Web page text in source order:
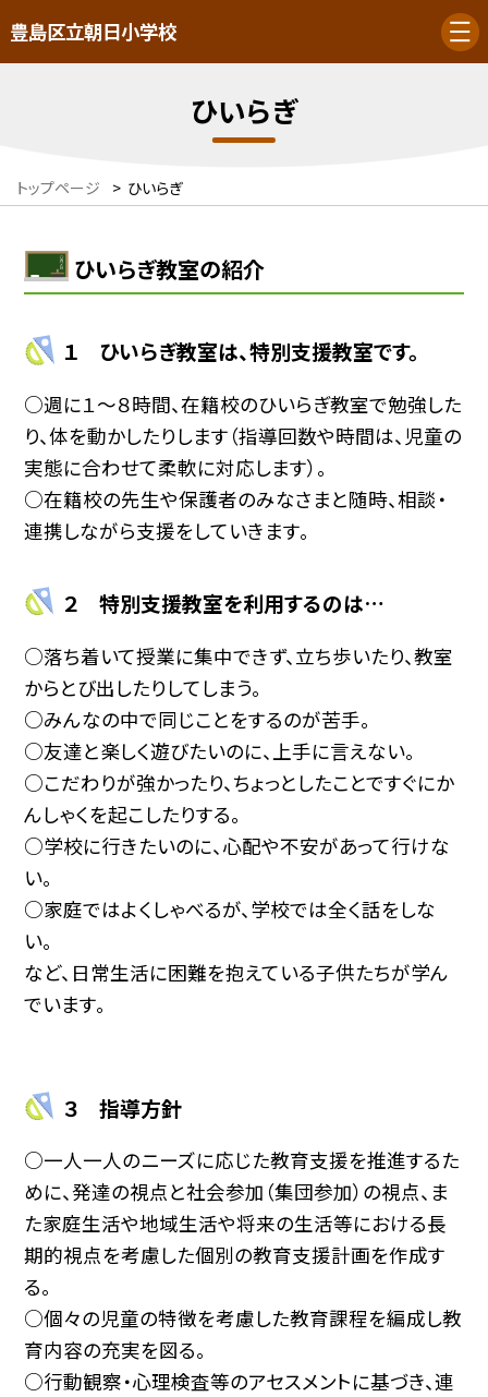
豊島区立朝日小学校
ひいらぎ
トップページ > ひいらぎ
ひいらぎ教室の紹介
１ ひいらぎ教室は、特別支援教室です。
○週に１〜８時間、在籍校のひいらぎ教室で勉強した
り、体を動かしたりします（指導回数や時間は、児童の
実態に合わせて柔軟に対応します）。
○在籍校の先生や保護者のみなさまと随時、相談・
連携しながら支援をしていきます。
２ 特別支援教室を利用するのは…
○落ち着いて授業に集中できず、立ち歩いたり、教室
からとび出したりしてしまう。
○みんなの中で同じことをするのが苦手。
○友達と楽しく遊びたいのに、上手に言えない。
○こだわりが強かったり、ちょっとしたことですぐにか
んしゃくを起こしたりする。
○学校に行きたいのに、心配や不安があって行けな
い。
○家庭ではよくしゃべるが、学校では全く話をしな
い。
など、日常生活に困難を抱えている子供たちが学ん
でいます。
３ 指導方針
○一人一人のニーズに応じた教育支援を推進するた
めに、発達の視点と社会参加（集団参加）の視点、ま
た家庭生活や地域生活や将来の生活等における長
期的視点を考慮した個別の教育支援計画を作成す
る。
○個々の児童の特徴を考慮した教育課程を編成し教
育内容の充実を図る。
○行動観察・心理検査等のアセスメントに基づき、連